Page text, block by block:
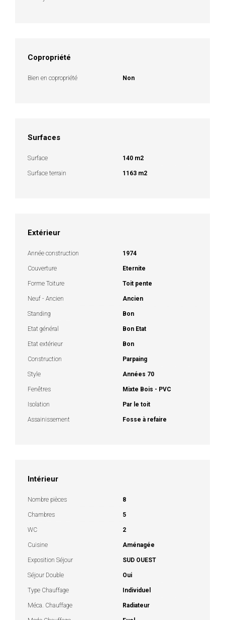
Copropriété
Bien en copropriété Non
Surfaces
Surface 140 m2
Surface terrain 1163 m2
Extérieur
Année construction 1974
Couverture Eternite
Forme Toiture Toit pente
Neuf - Ancien Ancien
Standing Bon
Etat général Bon Etat
Etat extérieur Bon
Construction Parpaing
Style Années 70
Fenêtres Mixte Bois - PVC
Isolation Par le toit
Assainissement Fosse à refaire
Intérieur
Nombre pièces 8
Chambres 5
WC 2
Cuisine Aménagée
Exposition Séjour SUD OUEST
Séjour Double Oui
Type Chauffage Individuel
Méca. Chauffage Radiateur